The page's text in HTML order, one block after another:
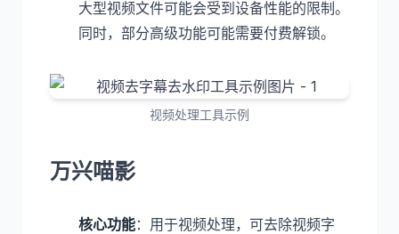
大型视频文件可能会受到设备性能的限制。
同时，部分高级功能可能需要付费解锁。
视频处理工具示例
万兴喵影
核心功能：用于视频处理，可去除视频字